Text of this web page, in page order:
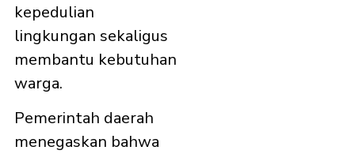
kepedulian
lingkungan sekaligus
membantu kebutuhan
warga.
Pemerintah daerah
menegaskan bahwa